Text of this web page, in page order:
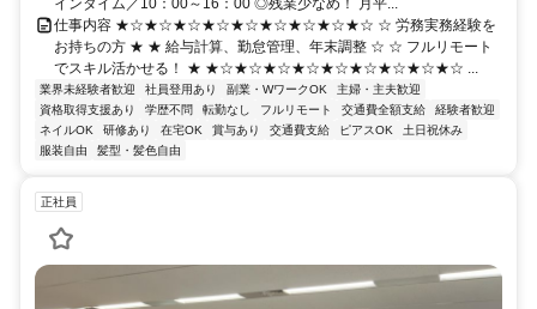
インタイム／10：00～16：00 ◎残業少なめ！ 月平...
仕事内容 ★☆★☆★☆★☆★☆★☆★☆★☆★☆ ☆ 労務実務経験を
お持ちの方 ★ ★ 給与計算、勤怠管理、年末調整 ☆ ☆ フルリモート
でスキル活かせる！ ★ ★☆★☆★☆★☆★☆★☆★☆★☆★☆ ...
業界未経験者歓迎 社員登用あり 副業・WワークOK
主婦・主夫歓迎
資格取得支援あり
学歴不問 転勤なし フルリモート 交通費全額支給
経験者歓迎
ネイルOK
研修あり 在宅OK 賞与あり 交通費支給 ピアスOK
土日祝休み
服装自由
髪型・髪色自由
正社員